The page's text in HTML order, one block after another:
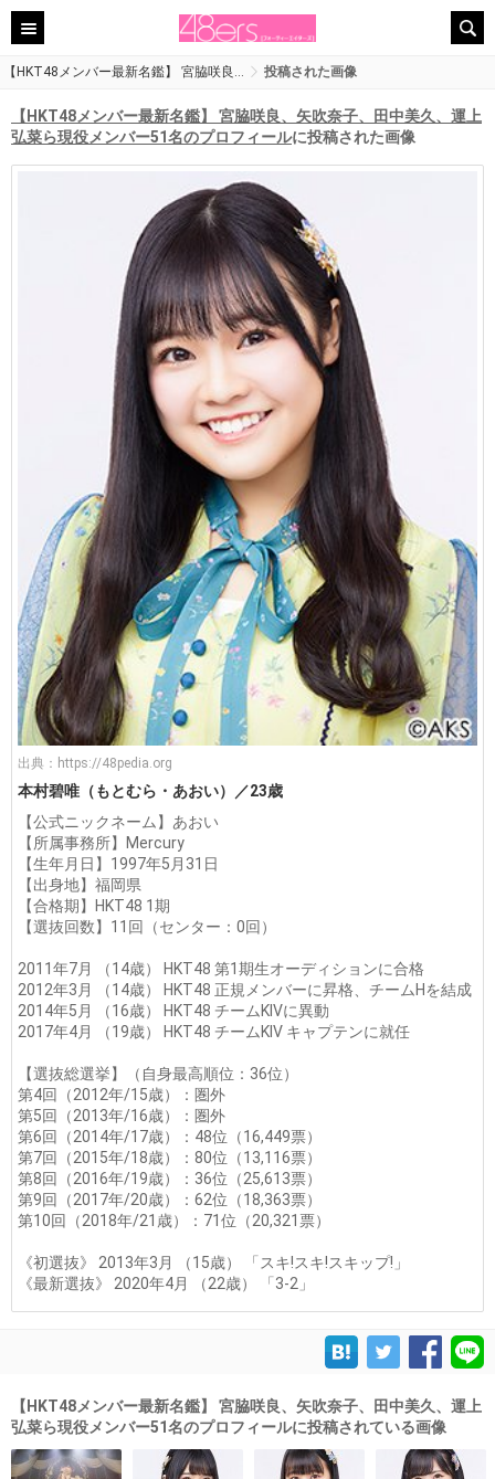
【HKT48メンバー最新名鑑】 宮脇咲良… 投稿された画像
【HKT48メンバー最新名鑑】 宮脇咲良、矢吹奈子、田中美久、運上
弘菜ら現役メンバー51名のプロフィールに投稿された画像
出典： https://48pedia.org
本村碧唯（もとむら・あおい）／23歳
【公式ニックネーム】あおい
【所属事務所】Mercury
【生年月日】1997年5月31日
【出身地】福岡県
【合格期】HKT48 1期
【選抜回数】11回（センター：0回）
2011年7月 （14歳） HKT48 第1期生オーディションに合格
2012年3月 （14歳） HKT48 正規メンバーに昇格、チームHを結成
2014年5月 （16歳） HKT48 チームKIVに異動
2017年4月 （19歳） HKT48 チームKIV キャプテンに就任
【選抜総選挙】（自身最高順位：36位）
第4回（2012年/15歳）：圏外
第5回（2013年/16歳）：圏外
第6回（2014年/17歳）：48位（16,449票）
第7回（2015年/18歳）：80位（13,116票）
第8回（2016年/19歳）：36位（25,613票）
第9回（2017年/20歳）：62位（18,363票）
第10回（2018年/21歳）：71位（20,321票）
《初選抜》 2013年3月 （15歳） 「スキ!スキ!スキップ!」
《最新選抜》 2020年4月 （22歳） 「3-2」
【HKT48メンバー最新名鑑】 宮脇咲良、矢吹奈子、田中美久、運上
弘菜ら現役メンバー51名のプロフィールに投稿されている画像